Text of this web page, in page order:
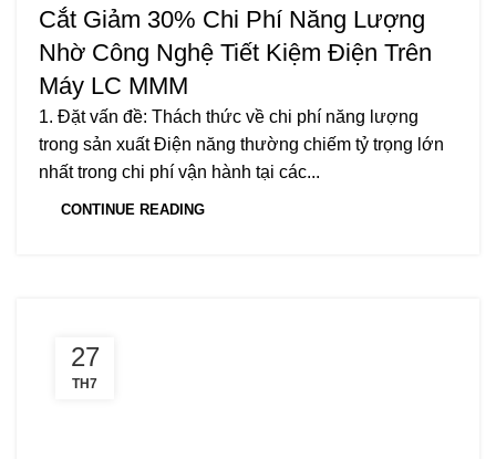
Cắt Giảm 30% Chi Phí Năng Lượng
Nhờ Công Nghệ Tiết Kiệm Điện Trên
Máy LC MMM
1. Đặt vấn đề: Thách thức về chi phí năng lượng
trong sản xuất Điện năng thường chiếm tỷ trọng lớn
nhất trong chi phí vận hành tại các...
CONTINUE READING
27
TH7